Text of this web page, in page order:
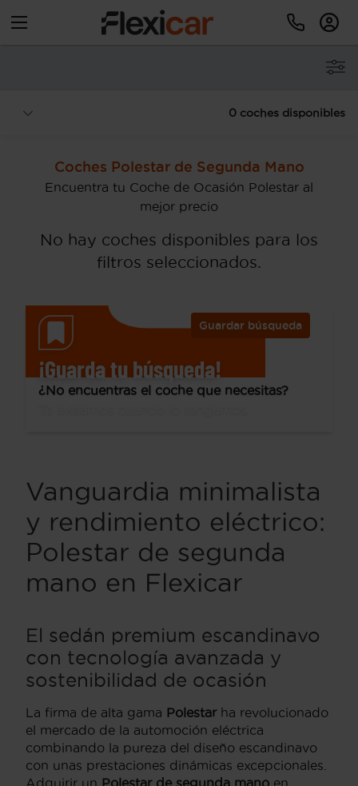
0 coches disponibles
Coches Polestar de Segunda Mano
Encuentra tu Coche de Ocasión Polestar al
mejor precio
No hay coches disponibles para los
filtros seleccionados.
Guardar búsqueda
¡Guarda tu búsqueda!
¿No encuentras el coche que necesitas?
Vanguardia minimalista
y rendimiento eléctrico:
Polestar de segunda
mano en Flexicar
El sedán premium escandinavo
con tecnología avanzada y
sostenibilidad de ocasión
La firma de alta gama Polestarha revolucionado
el mercado de la automoción eléctrica
combinando la pureza del diseño escandinavo
con unas prestaciones dinámicas excepcionales.
Adquirir un Polestar de segunda mano en